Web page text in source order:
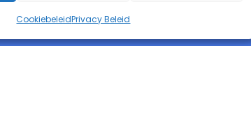
CookiebeleidPrivacy Beleid